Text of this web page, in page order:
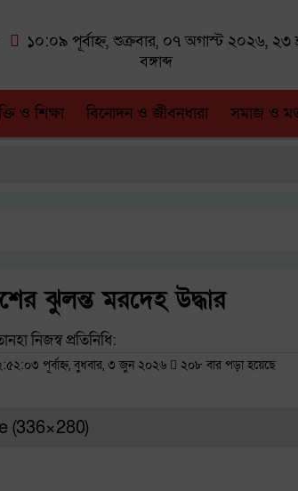
১০:০৯ পূর্বাহ্ন, শুক্রবার, ০৭ অগাস্ট ২০২৬, ২৩
বঙ্গাব্দ
ও শিক্ষা বিনোদন ও জীবনধারা সমাজ ও
ঝুলন্ত মরদেহ উদ্ধার
নিজস্ব প্রতিনিধি:
পূর্বাহ্ন, বুধবার, ৩ জুন ২০২৬ ২০৮ বার পড়া হয়েছে
(336×280)